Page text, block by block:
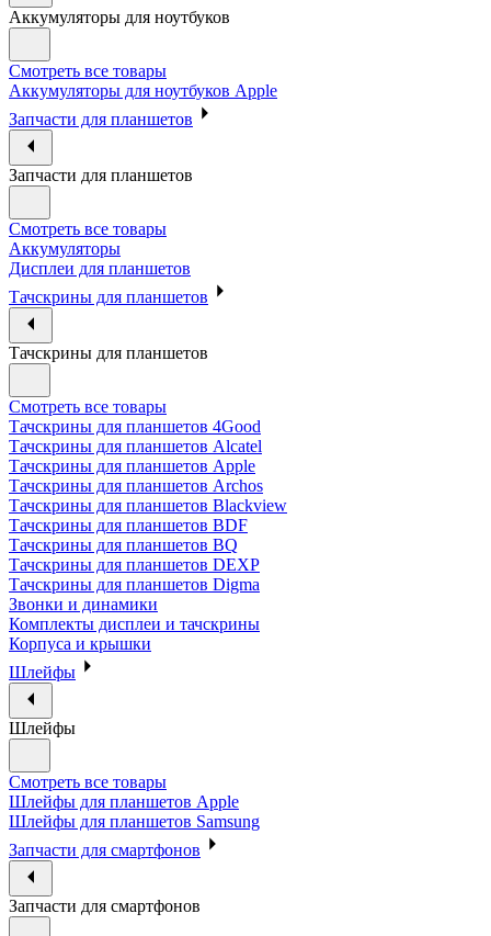
Аккумуляторы для ноутбуков
Смотреть все товары
Аккумуляторы для ноутбуков Apple
Запчасти для планшетов
Запчасти для планшетов
Смотреть все товары
Аккумуляторы
Дисплеи для планшетов
Тачскрины для планшетов
Тачскрины для планшетов
Смотреть все товары
Тачскрины для планшетов 4Good
Тачскрины для планшетов Alcatel
Тачскрины для планшетов Apple
Тачскрины для планшетов Archos
Тачскрины для планшетов Blackview
Тачскрины для планшетов BDF
Тачскрины для планшетов BQ
Тачскрины для планшетов DEXP
Тачскрины для планшетов Digma
Звонки и динамики
Комплекты дисплеи и тачскрины
Корпуса и крышки
Шлейфы
Шлейфы
Смотреть все товары
Шлейфы для планшетов Apple
Шлейфы для планшетов Samsung
Запчасти для смартфонов
Запчасти для смартфонов